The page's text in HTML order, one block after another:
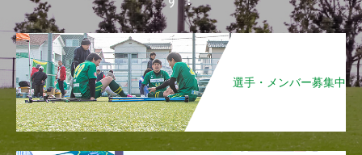
選手・メンバー募集中